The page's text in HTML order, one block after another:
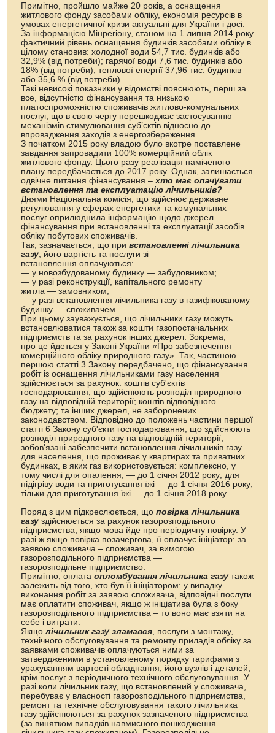
Примітно, пройшло майже 20 років, а оснащення
житлового фонду засобами обліку, економія ресурсів в
умовах енергетичної кризи актуальні для України і досі.
За інформацією Мінрегіону, станом на 1 липня 2014 року
фактичний рівень оснащення будинків засобами обліку в
цілому становив: холодної води 54,7 тис. будинків або
32,9% (від потреби); гарячої води 7,6 тис. будинків або
18% (від потреби); теплової енергії 37,96 тис. будинків
або 35,6 % (від потреби).
Такі невисокі показники у відомстві пояснюють, перш за
все, відсутністю фінансування та низькою
платоспроможністю споживачів житлово-комунальних
послуг, що в свою чергу перешкоджає застосуванню
механізмів стимулювання суб’єктів відносно до
впровадження заходів з енергозбереження.
З початком 2015 року владою було вкотре поставлене
завдання запровадити 100% комерційний облік
житлового фонду. Цього разу реалізація наміченого
плану передбачається до 2017 року. Однак, залишається
одвічне питання фінансування –хто має опачувати
встановлення та експлуатацію лічильників?
Днями Національна комісія, що здійснює державне
регулювання у сферах енергетики та комунальних
послуг оприлюднила інформацію щодо джерел
фінансування при встановленні та експлуатації засобів
обліку побутових споживачів.
Так, зазначається, що привстановленні лічильника
газу , його вартість та послуги зі
встановлення оплачуються:
— у новозбудованому будинку — забудовником;
— у разі реконструкції, капітального ремонту
житла — замовником;
— у разі встановлення лічильника газу в газифікованому
будинку — споживачем.
При цьому зауважується, що лічильники газу можуть
встановлюватися також за кошти газопостачальних
підприємств та за рахунок інших джерел. Зокрема,
про це йдеться у Законі України «Про забезпечення
комерційного обліку природного газу». Так, частиною
першою статті 3 Закону передбачено, що фінансування
робіт із оснащення лічильниками газу населення
здійснюється за рахунок: коштів суб'єктів
господарювання, що здійснюють розподіл природного
газу на відповідній території; коштів відповідного
бюджету; та інших джерел, не заборонених
законодавством. Відповідно до положень частини першої
статті 6 Закону суб'єкти господарювання, що здійснюють
розподіл природного газу на відповідній території,
зобов'язані забезпечити встановлення лічильників газу
для населення, що проживає у квартирах та приватних
будинках, в яких газ використовується: комплексно, у
тому числі для опалення, — до 1 січня 2012 року; для
підігріву води та приготування їжі — до 1 січня 2016 року;
тільки для приготування їжі — до 1 січня 2018 року.
Поряд з цим підкреслюється, щоповірка лічильника
газу здійснюється за рахунок газорозподільного
підприємства, якщо мова йде про періодичну повірку. У
разі ж якщо повірка позачергова, її оплачує ініціатор: за
заявою споживача – споживач, за вимогою
газорозподільного підприємства —
газорозподільне підприємство.
Примітно, оплатаопломбування лічильника газу також
залежить від того, хто був її ініціатором: у випадку
виконання робіт за заявою споживача, відповідні послуги
має оплатити споживач, якщо ж ініціатива була з боку
газорозподільного підприємства – то воно має взяти на
себе і витрати.
Якщолічильник газу зламався , послуги з монтажу,
технічного обслуговування та ремонту приладів обліку за
заявками споживачів оплачуються ними за
затвердженими в установленому порядку тарифами з
урахуванням вартості обладнання, його вузлів і деталей,
крім послуг з періодичного технічного обслуговування. У
разі коли лічильник газу, що встановлений у споживача,
перебуває у власності газорозподільного підприємства,
ремонт та технічне обслуговування такого лічильника
газу здійснюються за рахунок зазначеного підприємства
(за винятком випадків навмисного пошкодження